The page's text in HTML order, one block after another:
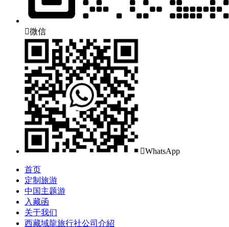
微信
WhatsApp
首页
定制旅游
中国主题游
入藏函
关于我们
西藏域龍旅行社公司介紹